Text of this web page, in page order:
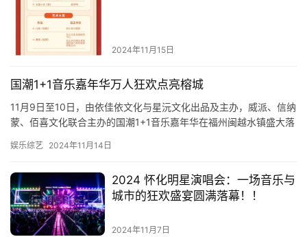
关
于
我
们
系
我
们
2024年11月15日
国潮1+1音乐嘉年华万人狂欢点亮榕城
11月9日至10日，由依佳依文化与星沅文化出品及主办，威派、信纳
蒙、佰喜文化联合主办的国潮1+1音乐嘉年华在福州闽越水镇盛大落
娱乐综艺 2024年11月14日
2024 怀化明星演唱会：一场音乐与
城市的狂欢盛宴圆满落幕！！
2024年11月7日